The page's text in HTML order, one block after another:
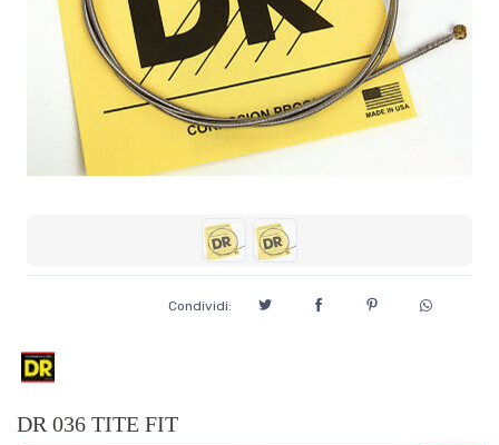
Condividi:
DR 036 TITE FIT